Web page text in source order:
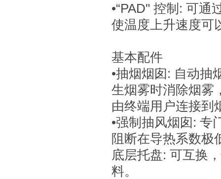
•“PAD" 控制: 可
使温度上升速度可
基本配件
•抽烟烟囱: 自动抽
生烟雾时消除烟雾
由终端用户连接到
•强制抽风烟囱: 专
阻断在导热系数极
底层托盘: 可互换
料。